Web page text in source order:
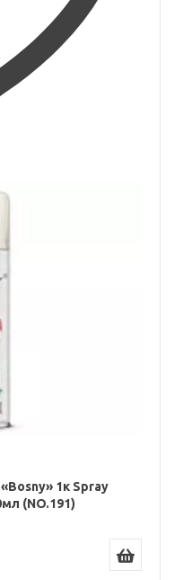
1к Spray
(NO.191)